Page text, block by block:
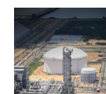
i3vw.jpeg